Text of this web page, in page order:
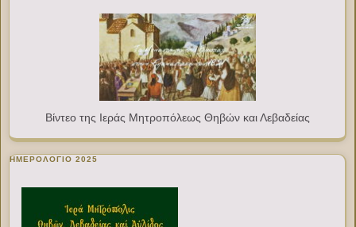
Βίντεο της Ιεράς Μητροπόλεως Θηβών και Λεβαδείας
ΗΜΕΡΟΛΟΓΙΟ 2025